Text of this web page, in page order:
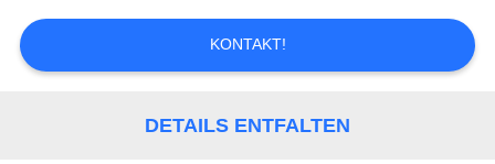
KONTAKT!
DETAILS ENTFALTEN